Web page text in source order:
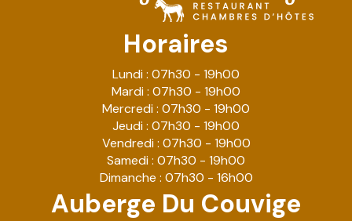
Horaires
Lundi : 07h30 - 19h00
Mardi : 07h30 - 19h00
Mercredi : 07h30 - 19h00
Jeudi : 07h30 - 19h00
Vendredi : 07h30 - 19h00
Samedi : 07h30 - 19h00
Dimanche : 07h30 - 16h00
Auberge Du Couvige